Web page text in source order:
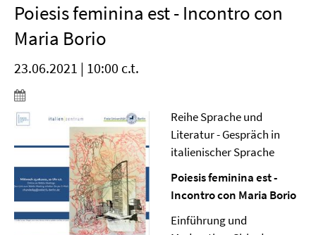
Poiesis feminina est - Incontro con
Maria Borio
23.06.2021 | 10:00 c.t.
Reihe Sprache und
Literatur - Gespräch in
italienischer Sprache
Poiesis feminina est -
Incontro con Maria Borio
Einführung und